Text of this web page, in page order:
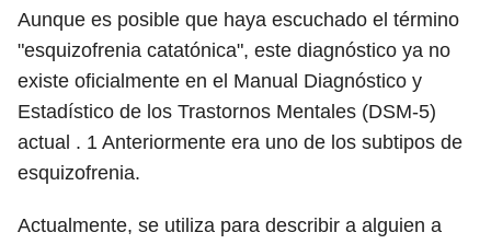
Aunque es posible que haya escuchado el término
"esquizofrenia catatónica", este diagnóstico ya no
existe oficialmente en el Manual Diagnóstico y
Estadístico de los Trastornos Mentales (DSM-5)
actual . 1 Anteriormente era uno de los subtipos de
esquizofrenia.
Actualmente, se utiliza para describir a alguien a